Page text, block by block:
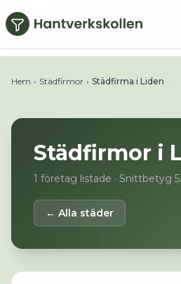
Hoppa till huvudinnehåll
Hem › Städfirmor › Städfirma i Liden
Städfirmor i
1 företag listade · Snittbetyg
← Alla städer